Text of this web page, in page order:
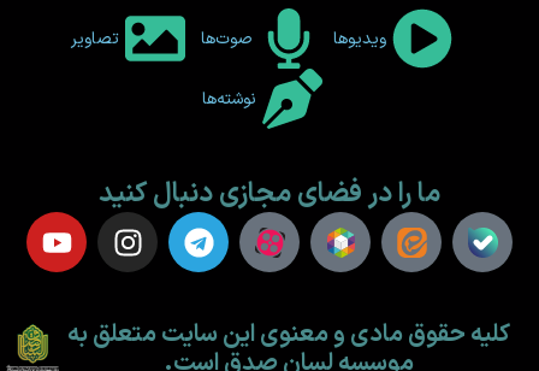
ویدیوها صوت‌ها تصاویر
نوشته‌ها
ما را در فضای مجازی دنبال کنید
کلیه حقوق مادی و معنوی این سایت متعلق به